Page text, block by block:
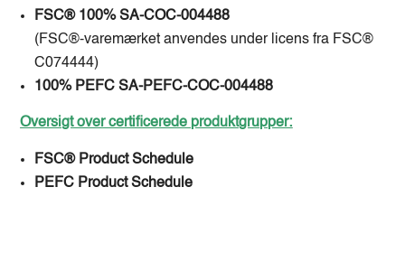
FSC® 100% SA-COC-004488
(FSC®-varemærket anvendes under licens fra FSC®
C074444)
100% PEFC SA-PEFC-COC-004488
Oversigt over certificerede produktgrupper:
FSC® Product Schedule
PEFC Product Schedule